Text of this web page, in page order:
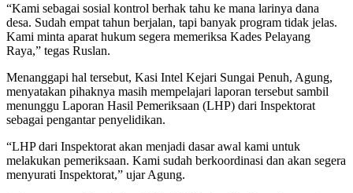
“Kami sebagai sosial kontrol berhak tahu ke mana larinya dana
desa. Sudah empat tahun berjalan, tapi banyak program tidak jelas.
Kami minta aparat hukum segera memeriksa Kades Pelayang
Raya,” tegas Ruslan.
Menanggapi hal tersebut, Kasi Intel Kejari Sungai Penuh, Agung,
menyatakan pihaknya masih mempelajari laporan tersebut sambil
menunggu Laporan Hasil Pemeriksaan (LHP) dari Inspektorat
sebagai pengantar penyelidikan.
“LHP dari Inspektorat akan menjadi dasar awal kami untuk
melakukan pemeriksaan. Kami sudah berkoordinasi dan akan segera
menyurati Inspektorat,” ujar Agung.